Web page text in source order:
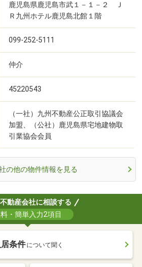
鹿児島県鹿児島市武１－１－２ Ｊ
Ｒ九州ホテル鹿児島北館１階
099-252-5111
仲介
45220543
（一社）九州不動産公正取引協議会
加盟、（公社）鹿児島県宅地建物取
引業協会会員
の他の物件情報を見る
動産会社に相談する
・簡単入力2項目
居条件 について聞く